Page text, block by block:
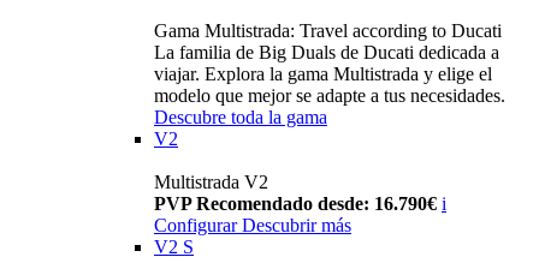
Gama Multistrada: Travel according to Ducati
La familia de Big Duals de Ducati dedicada a
viajar. Explora la gama Multistrada y elige el
modelo que mejor se adapte a tus necesidades.
Descubre toda la gama
V2
Multistrada V2
PVP Recomendado desde: 16.790€ i
Configurar Descubrir más
V2 S